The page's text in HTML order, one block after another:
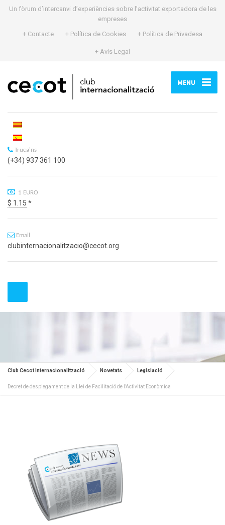
Un fòrum d’intercanvi d’experiències sobre l’activitat exportadora de les
empreses
+ Contacte
+ Política de Cookies + Política de Privadesa
+ Avís Legal
MENU
Truca'ns
(+34) 937 361 100
1 EURO
$ 1.15 *
Email
clubinternacionalitzacio@cecot.org
Club Cecot Internacionalització Novetats Legislació
Decret de desplegament de la Llei de Facilitació de l’Activitat Econòmica